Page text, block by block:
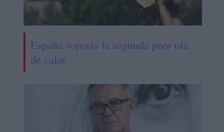
España soporta la segunda peor ola
de calor